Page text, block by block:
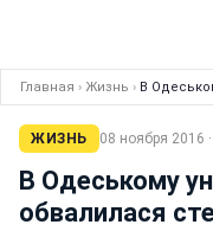
Главная › Жизнь › В
ЖИЗНЬ 08 ноября 2016
В Одеському
обвалилася